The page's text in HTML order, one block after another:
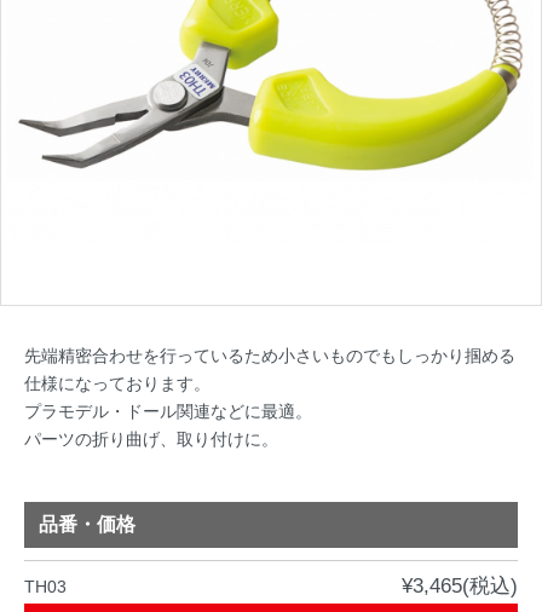
先端精密合わせを行っているため小さいものでもしっかり掴める
仕様になっております。
プラモデル・ドール関連などに最適。
パーツの折り曲げ、取り付けに。
品番・価格
TH03 ¥3,465(税込)